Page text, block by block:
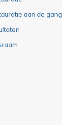
aan de gang